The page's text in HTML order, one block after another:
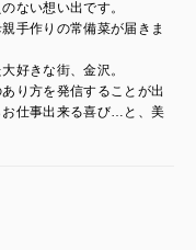
ない想い出です。
手作りの常備菜が届きま
好きな街、金沢。
り方を発信することが出
お仕事出来る喜び…と、美